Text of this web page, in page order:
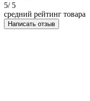
5/ 5
средний рейтинг товара
Написать отзыв